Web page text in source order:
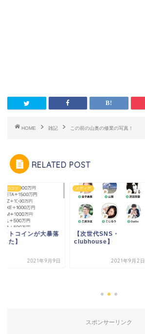
HOME 雑記 この前の山奥の修業の写真！
RELATED POST
スのコツ
ットコインが大暴落
た】
2021年9月9日
メディア
【次世代SNS・
clubhouse】
2021年9月2日
スポンサーリンク